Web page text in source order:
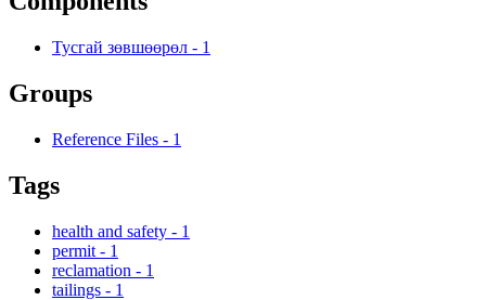
Тусгай зөвшөөрөл - 1
Groups
Reference Files - 1
Tags
health and safety - 1
permit - 1
reclamation - 1
tailings - 1